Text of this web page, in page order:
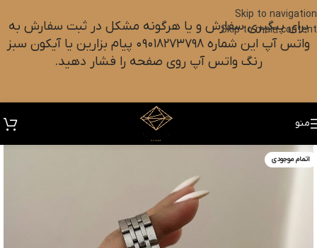
Skip to navigation
Skip to main content
برای پیگیری سفارش و یا هرگونه مشکل در ثبت سفارش به
واتس آپ این شماره ۰۹۰۱۸۲۷۳۷۹۸ پیام بزارین یا آیکون سبز
رنگ واتس آپ روی صفحه را فشار دهید.
منو
اتمام موجودی